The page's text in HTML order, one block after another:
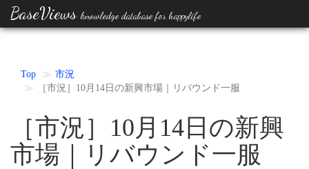
BaseViews knowledge database for happylife
Top
市況
［市況］10月14日の新興市場｜リバウンド一服
［市況］10月14日の新興
市場｜リバウンド一服